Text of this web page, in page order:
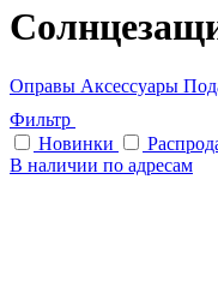
Оправы Аксессуары
Фильтр
Новинки
В наличии по адресам